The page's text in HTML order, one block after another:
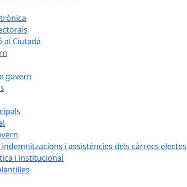
al Ciutadà
govern
i assistències dels càrrecs electes
i institucional